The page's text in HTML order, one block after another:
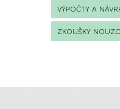
VÝPOČTY A
ZKOUŠKY